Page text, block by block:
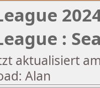
:
aktualisiert
Alan